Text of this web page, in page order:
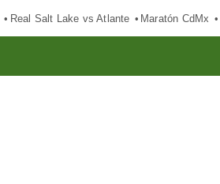
Real Salt Lake vs Atlante Maratón CdMx